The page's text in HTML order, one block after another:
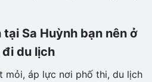
Sa Huỳnh bạn nên ở
đi du lịch
mỏi, áp lực nơi phố thi, du lịch